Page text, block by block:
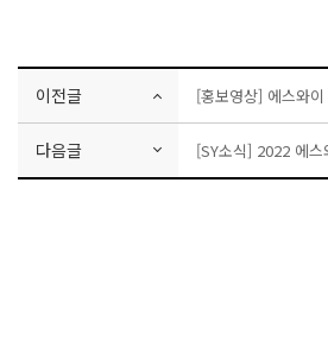
이전글
다음글